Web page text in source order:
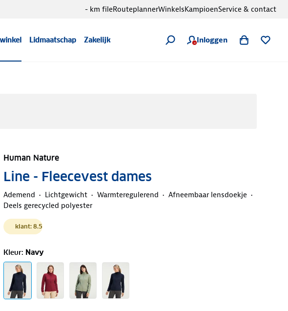
Lidmaatschap Zakelijk Inloggen
- km fileRouteplannerWinkelsKampioenService & contact
Human Nature
Line - Fleecevest dames
Ademend Lichtgewicht Warmteregulerend
Afneembaar lensdoekje
Deels gerecycled polyester
klant: 8.5
Kleur: Navy